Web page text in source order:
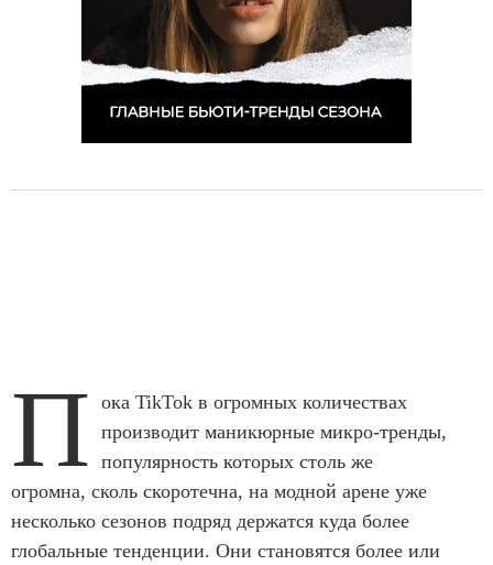
П ока TikTok в огромных количествах
производит маникюрные микро-тренды,
популярность которых столь же
огромна, сколь скоротечна, на модной арене уже
несколько сезонов подряд держатся куда более
глобальные тенденции. Они становятся более или